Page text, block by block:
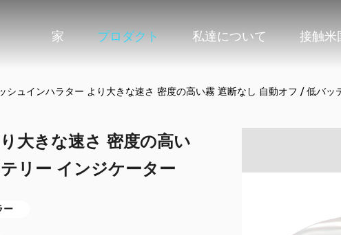
家 プロダクト 私達について 接触米
シュインハラター より大きな速さ 密度の高い霧 遮断なし 自動オフ / 低バッ
大きな速さ 密度の高い
リー インジケーター
ー